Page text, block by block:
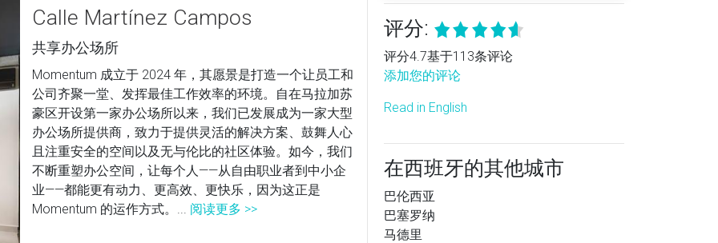
Calle Martínez Campos
共享办公场所
Momentum 成立于 2024 年，其愿景是打造一个让员工和
公司齐聚一堂、发挥最佳工作效率的环境。自在马拉加苏
豪区开设第一家办公场所以来，我们已发展成为一家大型
办公场所提供商，致力于提供灵活的解决方案、鼓舞人心
且注重安全的空间以及无与伦比的社区体验。如今，我们
不断重塑办公空间，让每个人——从自由职业者到中小企
业——都能更有动力、更高效、更快乐，因为这正是
Momentum 的运作方式。... 阅读更多 >>
评分:
评分4.7基于113条评论
添加您的评论
Read in English
在西班牙的其他城市
巴伦西亚
巴塞罗纳
马德里